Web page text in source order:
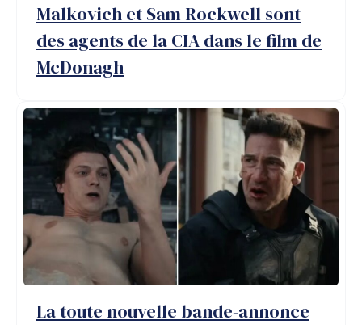
Malkovich et Sam Rockwell sont
des agents de la CIA dans le film de
McDonagh
La toute nouvelle bande-annonce